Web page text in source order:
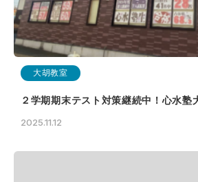
大胡教室
２学期期末テスト対策継続中！心水塾
2025.11.12